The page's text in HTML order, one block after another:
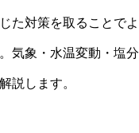
た対策を取ることで
気象・水温変動・塩
説します。